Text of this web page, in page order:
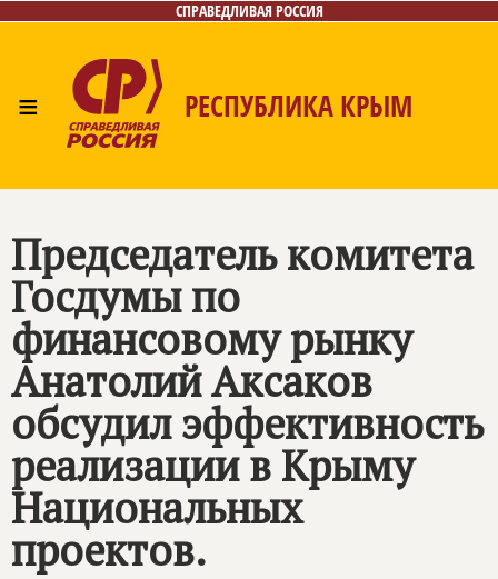
СПРАВЕДЛИВАЯ РОССИЯ
≡ РЕСПУБЛИКА КРЫМ
Председатель комитета
Госдумы по
финансовому рынку
Анатолий Аксаков
обсудил эффективность
реализации в Крыму
Национальных
проектов.